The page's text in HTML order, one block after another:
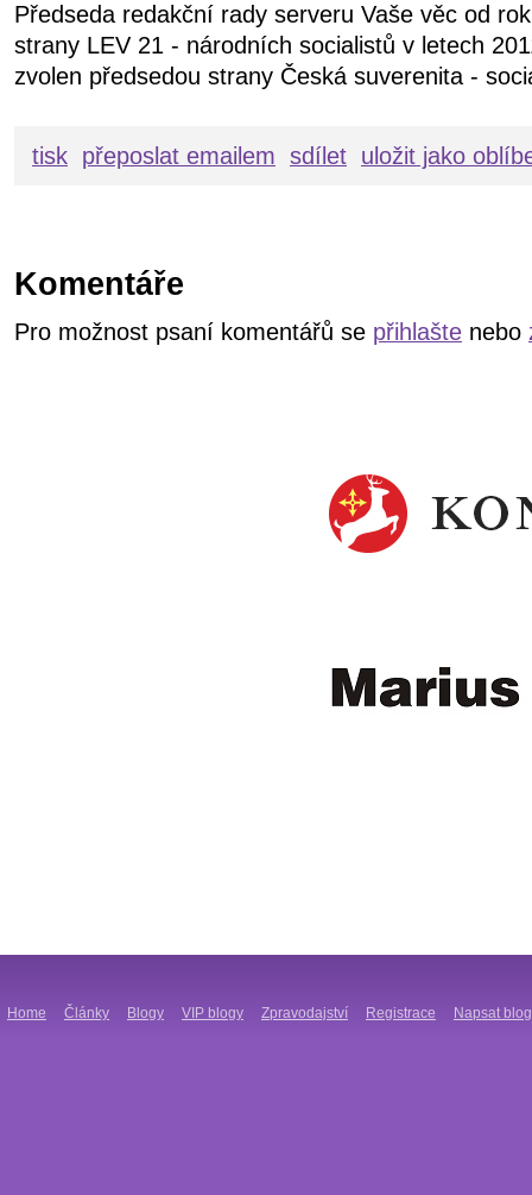
Předseda redakční rady serveru Vaše věc od
strany LEV 21 - národních socialistů v letech
zvolen předsedou strany Česká suverenita -
tisk přeposlat emailem sdílet uložit jako
Komentáře
Pro možnost psaní komentářů se přihlašte nebo
Home Články Blogy VIP blogy Zpravodajství Registrace Napsat blog